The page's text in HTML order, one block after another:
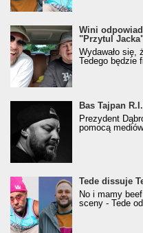
Wini
"Przytul
Wydawało się,
Tedego będzie
Bas Tajpan
Prezydent
pomocą
Tede dissuje
No i mamy
sceny - Tede